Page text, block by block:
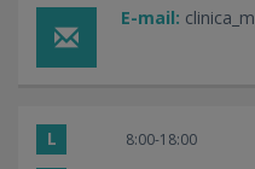
E-mail:
L 8:00-18:00